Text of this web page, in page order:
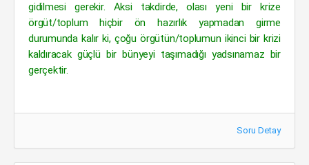
gidilmesi gerekir. Aksi takdirde, olası yeni bir krize
örgüt/toplum hiçbir ön hazırlık yapmadan girme
durumunda kalır ki, çoğu örgütün/toplumun ikinci bir krizi
kaldıracak güçlü bir bünyeyi taşımadığı yadsınamaz bir
gerçektir.
Soru Detay